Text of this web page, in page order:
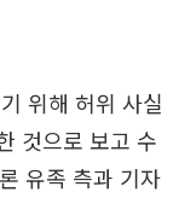
위해 허위 사실
것으로 보고 수
유족 측과 기자